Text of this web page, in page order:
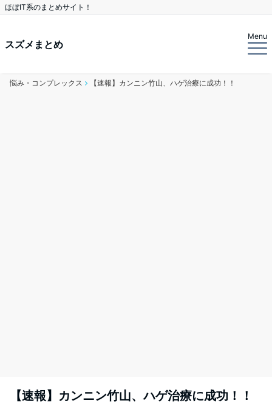
ほぼIT系のまとめサイト！
スズメまとめ
Menu
悩み・コンプレックス 【速報】カンニン竹山、ハゲ治療に成功！！
【速報】カンニン竹山、ハゲ治療に成功！！